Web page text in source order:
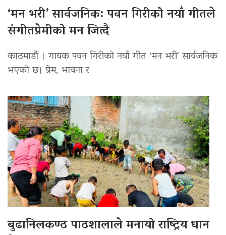
‘मन भरी’ सार्वजनिक: पवन गिरीको नयाँ गीतले
संगीतप्रेमीको मन जित्दै
काठमाडौं । गायक पवन गिरीको नयाँ गीत ‘मन भरी’ सार्वजनिक
भएको छ। प्रेम, भावना र
बुढानिलकण्ठ पाठशालाले मनायो राष्ट्रिय धान